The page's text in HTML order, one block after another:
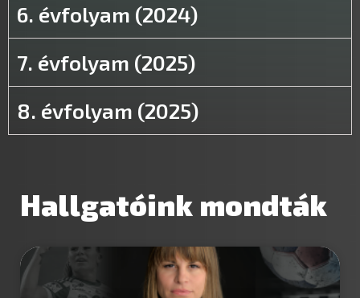
6. évfolyam (2024)
7. évfolyam (2025)
8. évfolyam (2025)
Hallgatóink mondták